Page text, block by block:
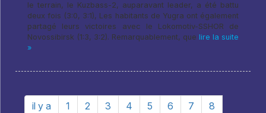
le terrain, le Kuzbass-2, auparavant leader, a été battu
deux fois (3:0, 3:1), Les habitants de Yugra ont également
partagé leurs victoires avec le Lokomotiv-SSHOR de
Novossibirsk (1:3, 3:2). Remarquablement, que lire la suite
»
il y a 1 2 3 4 5 6 7
8